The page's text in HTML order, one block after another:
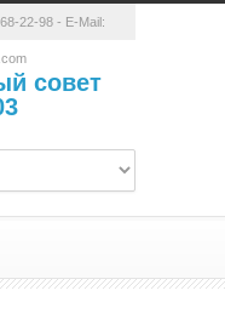
22-98- E-Mail:
совет